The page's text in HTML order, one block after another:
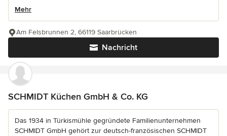
Mehr
Nachricht
Am Felsbrunnen 2, 66119 Saarbrücken
SCHMIDT Küchen GmbH & Co. KG
Das 1934 in Türkismühle gegründete Familienunternehmen
SCHMIDT GmbH gehört zur deutsch-französischen SCHMIDT